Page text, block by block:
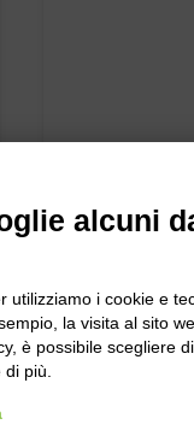
alcuni
utilizziamo i cookie e
la visita al sito
è possibile scegliere
più.